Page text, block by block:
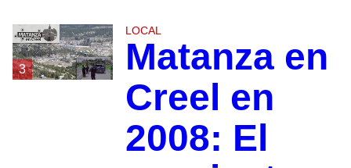
3
LOCAL
Matanza en
Creel en
2008: El